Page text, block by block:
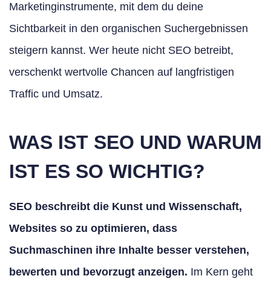
Marketinginstrumente, mit dem du deine
Sichtbarkeit in den organischen Suchergebnissen
steigern kannst. Wer heute nicht SEO betreibt,
verschenkt wertvolle Chancen auf langfristigen
Traffic und Umsatz.
WAS IST SEO UND WARUM
IST ES SO WICHTIG?
SEO beschreibt die Kunst und Wissenschaft,
Websites so zu optimieren, dass
Suchmaschinen ihre Inhalte besser verstehen,
bewerten und bevorzugt anzeigen. Im Kern geht